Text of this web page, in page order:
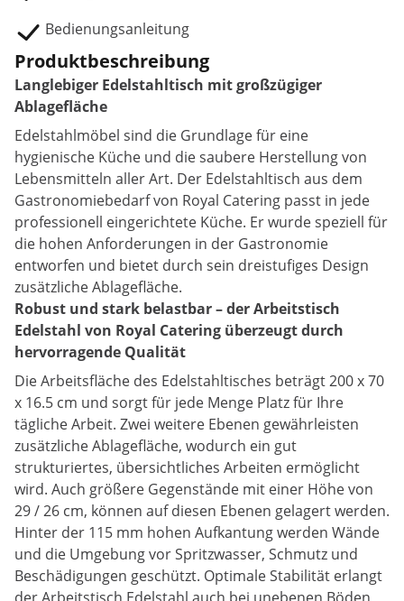
Bedienungsanleitung
Produktbeschreibung
Langlebiger Edelstahltisch mit großzügiger
Ablagefläche
Edelstahlmöbel sind die Grundlage für eine
hygienische Küche und die saubere Herstellung von
Lebensmitteln aller Art. Der Edelstahltisch aus dem
Gastronomiebedarf von Royal Catering passt in jede
professionell eingerichtete Küche. Er wurde speziell für
die hohen Anforderungen in der Gastronomie
entworfen und bietet durch sein dreistufiges Design
zusätzliche Ablagefläche.
Robust und stark belastbar – der Arbeitstisch
Edelstahl von Royal Catering überzeugt durch
hervorragende Qualität
Die Arbeitsfläche des Edelstahltisches beträgt 200 x 70
x 16.5 cm und sorgt für jede Menge Platz für Ihre
tägliche Arbeit. Zwei weitere Ebenen gewährleisten
zusätzliche Ablagefläche, wodurch ein gut
strukturiertes, übersichtliches Arbeiten ermöglicht
wird. Auch größere Gegenstände mit einer Höhe von
29 / 26 cm, können auf diesen Ebenen gelagert werden.
Hinter der 115 mm hohen Aufkantung werden Wände
und die Umgebung vor Spritzwasser, Schmutz und
Beschädigungen geschützt. Optimale Stabilität erlangt